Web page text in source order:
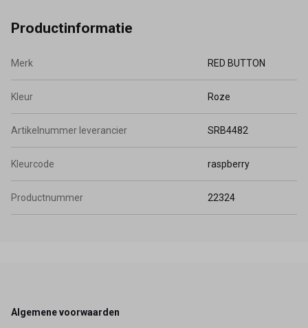
Productinformatie
Merk RED BUTTON
Kleur Roze
Artikelnummer leverancier SRB4482
Kleurcode raspberry
Productnummer 22324
Footer
Algemene voorwaarden